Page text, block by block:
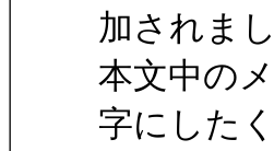
加されまし
本文中の
字にした